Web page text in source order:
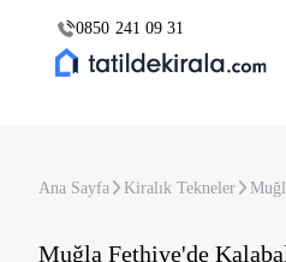
0850 241 09 31
Ana Sayfa Kiralık Tekneler
Muğla Fethiye'de